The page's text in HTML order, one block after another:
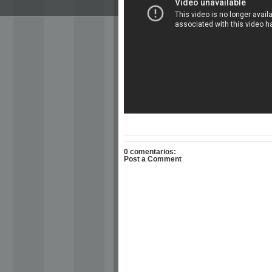
0 comentarios:
Post a Comment